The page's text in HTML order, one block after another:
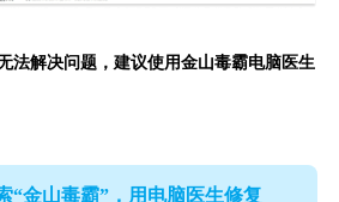
法解决问题，建议使用金山毒霸电脑医生
“金山毒霸”，用电脑医生修复